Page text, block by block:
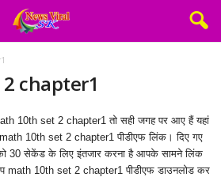
chapter1
10th set 2 chapter1 तो सही जगह पर आए हैं यहां
10th set 2 chapter1 पीडीएफ लिंक। दिए गए
30 सेकेंड के लिए इंतजार करना है आपके सामने लिंक
10th set 2 chapter1 पीडीएफ डाउनलोड कर